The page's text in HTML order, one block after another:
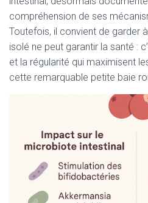
compréhension de ses
Toutefois, il convient de garder à
isolé ne peut garantir la santé :
et la régularité qui maximisent
cette remarquable petite baie